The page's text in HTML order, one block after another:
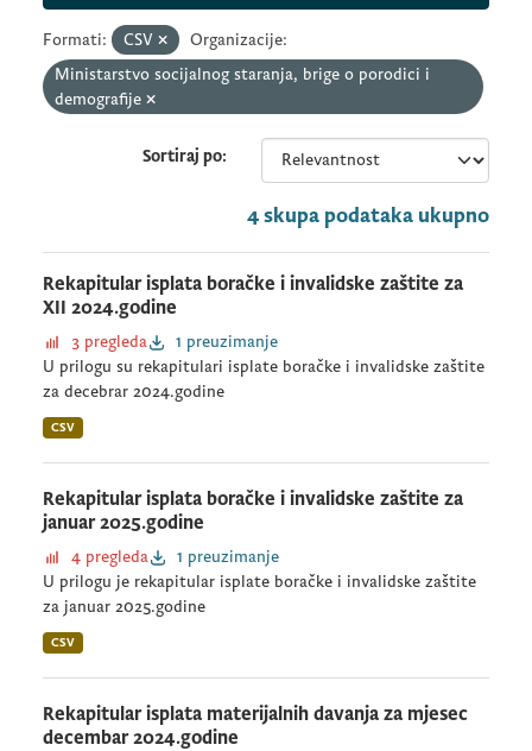
Formati: CSV
Organizacije:
Ministarstvo socijalnog staranja, brige o porodici i
demografije
Sortiraj po
4 skupa podataka ukupno
Rekapitular isplata boračke i invalidske zaštite za
XII 2024.godine
3 pregleda
1 preuzimanje
U prilogu su rekapitulari isplate boračke i invalidske zaštite
za decebrar 2024.godine
CSV
Rekapitular isplata boračke i invalidske zaštite za
januar 2025.godine
4 pregleda
1 preuzimanje
U prilogu je rekapitular isplate boračke i invalidske zaštite
za januar 2025.godine
CSV
Rekapitular isplata materijalnih davanja za mjesec
decembar 2024.godine